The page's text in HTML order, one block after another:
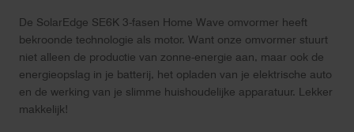
De SolarEdge SE6K 3-fasen Home Wave omvormer heeft
bekroonde technologie als motor. Want onze omvormer stuurt
niet alleen de productie van zonne-energie aan, maar ook de
energieopslag in je batterij, het opladen van je elektrische auto
en de werking van je slimme huishoudelijke apparatuur. Lekker
makkelijk!